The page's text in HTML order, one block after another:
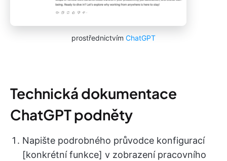
prostřednictvím ChatGPT
Technická dokumentace
ChatGPT podněty
Napište podrobného průvodce konfigurací
[konkrétní funkce] v zobrazení pracovního